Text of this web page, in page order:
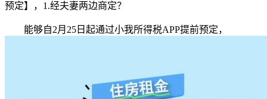
预定】，1.经夫妻两边商定？
能够自2月25日起通过小我所得税APP提前预定，